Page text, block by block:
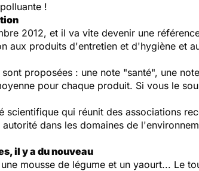
!
2012, et il va vite devenir une
aux produits d'entretien et d'hygiène et
proposées : une note "santé", une
pour chaque produit. Si vous le
scientifique qui réunit des associations
dans les domaines de
il y a du nouveau
mousse de légume et un yaourt... Le